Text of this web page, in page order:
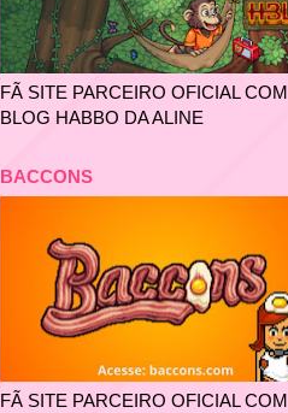
FÃ SITE PARCEIRO OFICIAL COM
BLOG HABBO DA ALINE
BACCONS
FÃ SITE PARCEIRO OFICIAL COM